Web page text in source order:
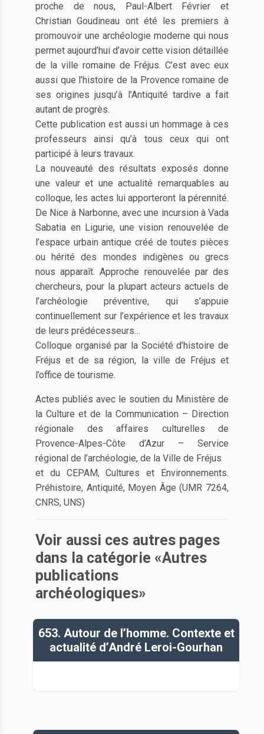
proche de nous, Paul-Albert Février et
Christian Goudineau ont été les premiers à
promouvoir une archéologie moderne qui nous
permet aujourd’hui d’avoir cette vision détaillée
de la ville romaine de Fréjus. C’est avec eux
aussi que l’histoire de la Provence romaine de
ses origines jusqu’à l’Antiquité tardive a fait
autant de progrès.
Cette publication est aussi un hommage à ces
professeurs ainsi qu’à tous ceux qui ont
participé à leurs travaux.
La nouveauté des résultats exposés donne
une valeur et une actualité remarquables au
colloque, les actes lui apporteront la pérennité.
De Nice à Narbonne, avec une incursion à Vada
Sabatia en Ligurie, une vision renouvelée de
l’espace urbain antique créé de toutes pièces
ou hérité des mondes indigènes ou grecs
nous apparaît. Approche renouvelée par des
chercheurs, pour la plupart acteurs actuels de
l’archéologie préventive, qui s’appuie
continuellement sur l’expérience et les travaux
de leurs prédécesseurs…
Colloque organisé par la Société d’histoire de
Fréjus et de sa région, la ville de Fréjus et
l’office de tourisme.
Actes publiés avec le soutien du Ministère de
la Culture et de la Communication – Direction
régionale des affaires culturelles de
Provence-Alpes-Côte d’Azur – Service
régional de l’archéologie, de la Ville de Fréjus
et du CEPAM, Cultures et Environnements.
Préhistoire, Antiquité, Moyen Âge (UMR 7264,
CNRS, UNS)
Voir aussi ces autres pages
dans la catégorie «Autres
publications
archéologiques»
653. Autour de l’homme. Contexte et
actualité d’André Leroi-Gourhan